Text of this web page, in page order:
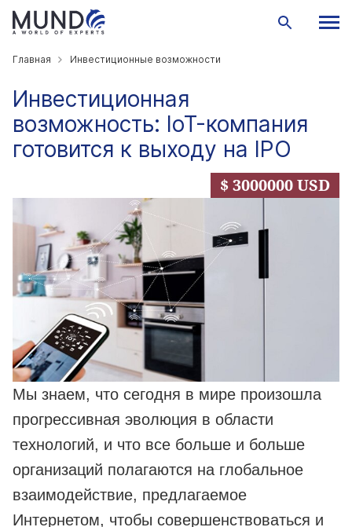
Главная Инвестиционные возможности
Инвестиционная
возможность: IoT-компания
готовится к выходу на IPO
$ 3000000 USD
Мы знаем, что сегодня в мире произошла
прогрессивная эволюция в области
технологий, и что все больше и больше
организаций полагаются на глобальное
взаимодействие, предлагаемое
Интернетом, чтобы совершенствоваться и